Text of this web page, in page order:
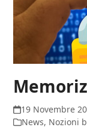
19 Novembre
News, Nozioni